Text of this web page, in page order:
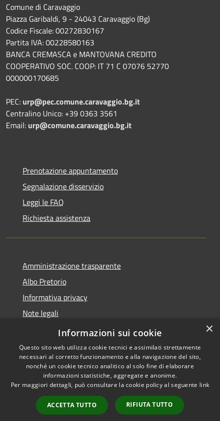
Comune di Caravaggio
Piazza Garibaldi, 9 - 24043 Caravaggio (Bg)
Codice Fiscale: 00272830167
Partita IVA: 00228580163
BANCA CREMASCA e MANTOVANA CREDITO
COOPERATIVO SOC. COOP: IT 71 C 07076 52770
000000170685
PEC: urp@pec.comune.caravaggio.bg.it
Centralino Unico: +39 0363 3561
Email: urp@comune.caravaggio.bg.it
Prenotazione appuntamento
Segnalazione disservizio
Leggi le FAQ
Richiesta assistenza
Amministrazione trasparente
Albo Pretorio
Informativa privacy
Note legali
Dichiarazione di accessibilità
Accessibilità
Copyright © 2026 • Comune di
Caravaggio • Powered by
Municipium•
Accesso
redazione
×
Informazioni sui cookie
Questo sito web utilizza cookie tecnici e assimilati strettamente
necessari al corretto funzionamento e alla navigazione del sito,
nonché un cookie tecnico analitico al solo fine di elaborare
informazioni statistiche, aggregate e anonime.
Per maggiori dettagli, può consultare la cookie policy al seguente link
ACCETTA TUTTO RIFIUTA TUTTO